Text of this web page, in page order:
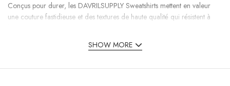
Conçus pour durer, les DAVRILSUPPLY Sweatshirts mettent en valeur
une couture fastidieuse et des textures de haute qualité qui résistent à
vous alliez au cours ou que vous vous détendiez avec des compagnons,
ces sweat-shirts conservent leur forme, leur couleur et leur qualité
SHOW MORE